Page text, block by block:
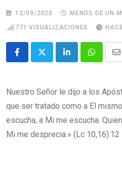
12/09/2020
MENOS DE UN
771 VISUALIZACIONES
Nuestro Señor le dijo a los
que ser tratado como a El
escucha, a Mi me escucha.
Mi me desprecia.» (Lc 10,16).12